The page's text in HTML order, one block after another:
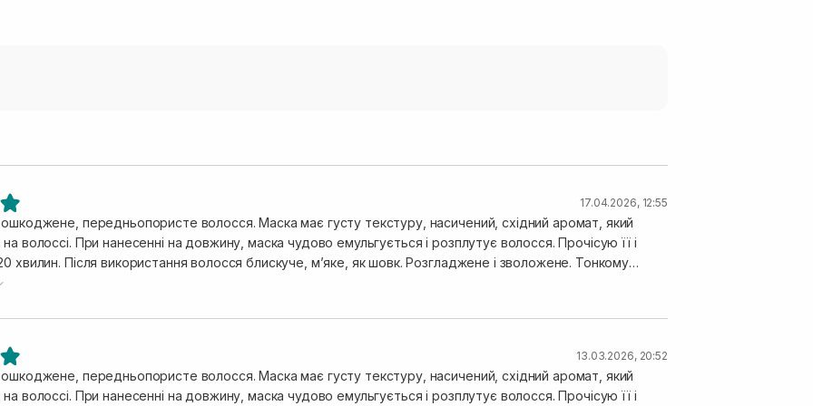
17.04.2026, 12:55
передньопористе волосся. Маска має густу текстуру, насичений, східний аромат, який
волоссі. При нанесенні на довжину, маска чудово емульгується і розплутує волосся. Прочісую її і
хвилин. Після використання волосся блискуче, мʼяке, як шовк. Розгладжене і зволожене. Тонкому
підійде, не буде обтяжувати. За таку ціну, раджу брати одразу ж декілька баночок, бо це скарб!
13.03.2026, 20:52
передньопористе волосся. Маска має густу текстуру, насичений, східний аромат, який
волоссі. При нанесенні на довжину, маска чудово емульгується і розплутує волосся. Прочісую її і